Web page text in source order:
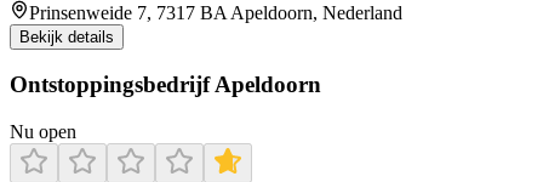
Prinsenweide 7, 7317 BA Apeldoorn, Nederland
Bekijk details
Ontstoppingsbedrijf Apeldoorn
Nu open